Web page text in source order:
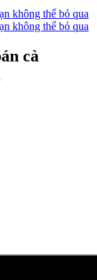
cà